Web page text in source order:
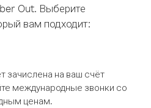
Out. Выберите
вам подходит:
зачислена на ваш счёт
международные звонки со
ценам.